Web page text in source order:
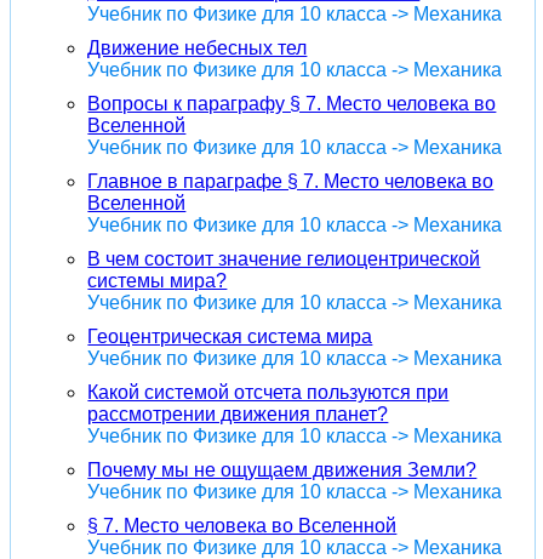
Учебник по Физике для 10 класса -> Механика
Движение небесных тел
Учебник по Физике для 10 класса -> Механика
Вопросы к параграфу § 7. Место человека во
Вселенной
Учебник по Физике для 10 класса -> Механика
Главное в параграфе § 7. Место человека во
Вселенной
Учебник по Физике для 10 класса -> Механика
В чем состоит значение гелиоцентрической
системы мира?
Учебник по Физике для 10 класса -> Механика
Геоцентрическая система мира
Учебник по Физике для 10 класса -> Механика
Какой системой отсчета пользуются при
рассмотрении движения планет?
Учебник по Физике для 10 класса -> Механика
Почему мы не ощущаем движения Земли?
Учебник по Физике для 10 класса -> Механика
§ 7. Место человека во Вселенной
Учебник по Физике для 10 класса -> Механика